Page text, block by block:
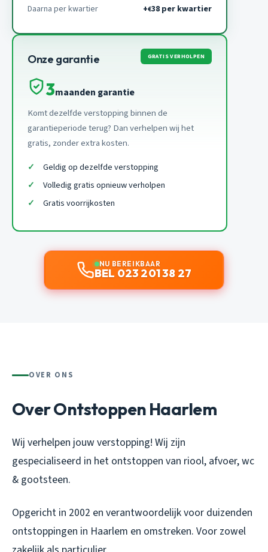
Daarna per kwartier +€38 per kwartier
Onze garantie GRATIS VERHOLPEN
3maanden garantie
Komt dezelfde verstopping binnen de
garantieperiode terug? Dan verhelpen wij het
gratis, zonder extra kosten.
Geldig op dezelfde verstopping
Volledig gratis opnieuw verholpen
Gratis voorrijkosten
NU BEREIKBAAR
BEL 023 201 38 27
OVER ONS
Over Ontstoppen Haarlem
Wij verhelpen jouw verstopping! Wij zijn
gespecialiseerd in het ontstoppen van riool, afvoer, wc
& gootsteen.
Opgericht in 2002 en verantwoordelijk voor duizenden
ontstoppingen in Haarlem en omstreken. Voor zowel